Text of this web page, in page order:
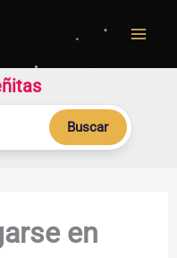
Buscar
en